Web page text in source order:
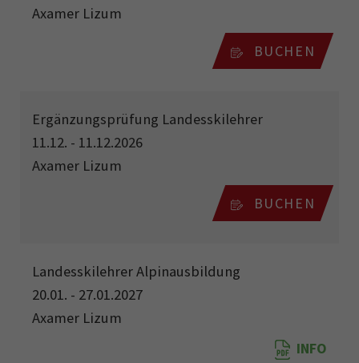
Axamer Lizum
BUCHEN
Ergänzungsprüfung Landesskilehrer
11.12. - 11.12.2026
Axamer Lizum
BUCHEN
Landesskilehrer Alpinausbildung
20.01. - 27.01.2027
Axamer Lizum
INFO